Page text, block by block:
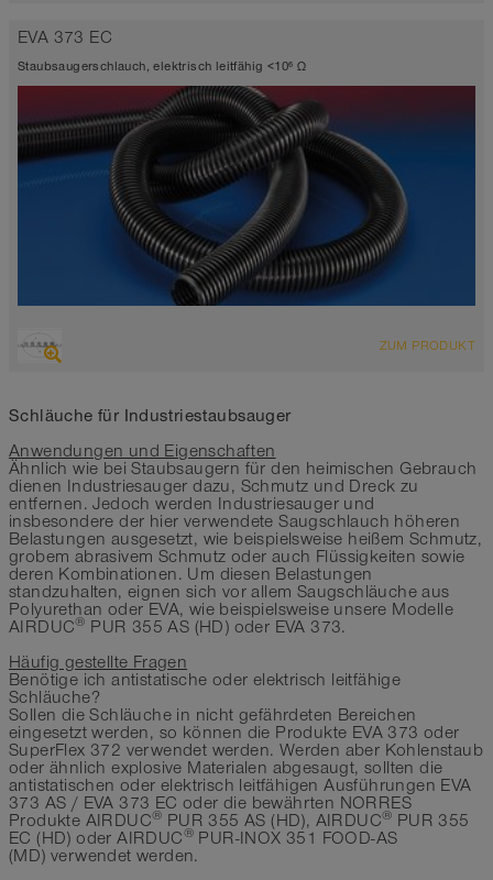
-25°C bis 65°C
EVA 373 EC
Staubsaugerschlauch, elektrisch leitfähig <10⁶ Ω
schwarz
-25°C bis 65°C
ZUM PRODUKT
Schläuche für Industriestaubsauger
Anwendungen und Eigenschaften
Ähnlich wie bei Staubsaugern für den heimischen Gebrauch
dienen Industriesauger dazu, Schmutz und Dreck zu
entfernen. Jedoch werden Industriesauger und
insbesondere der hier verwendete Saugschlauch höheren
Belastungen ausgesetzt, wie beispielsweise heißem Schmutz,
grobem abrasivem Schmutz oder auch Flüssigkeiten sowie
deren Kombinationen. Um diesen Belastungen
standzuhalten, eignen sich vor allem Saugschläuche aus
Polyurethan oder EVA, wie beispielsweise unsere Modelle
AIRDUC® PUR 355 AS (HD) oder EVA 373.
Häufig gestellte Fragen
Benötige ich antistatische oder elektrisch leitfähige
Schläuche?
Sollen die Schläuche in nicht gefährdeten Bereichen
eingesetzt werden, so können die Produkte EVA 373 oder
SuperFlex 372 verwendet werden. Werden aber Kohlenstaub
oder ähnlich explosive Materialen abgesaugt, sollten die
antistatischen oder elektrisch leitfähigen Ausführungen EVA
373 AS / EVA 373 EC oder die bewährten NORRES
Produkte AIRDUC® PUR 355 AS (HD), AIRDUC® PUR 355
EC (HD) oder AIRDUC® PUR-INOX 351 FOOD-AS
(MD) verwendet werden.